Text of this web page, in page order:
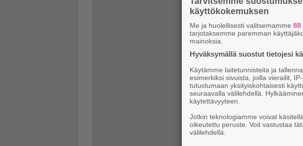
käyttökokemuksen
Me ja huolellisesti valitsemamme 88
tarjotaksemme paremman
mainoksia.
Hyväksymällä suostut tietojesi
Käytämme laitetunnisteita ja
esimerkiksi sivuista, joilla vierailit,
tutustumaan yksityiskohtaisesti
seuraavalla välilehdellä.
käytettävyyteen.
Jotkin teknologiamme voivat
oikeutettu peruste. Voit vastustaa
välilehdellä.